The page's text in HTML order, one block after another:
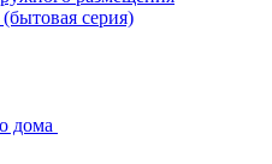
серия)
дома